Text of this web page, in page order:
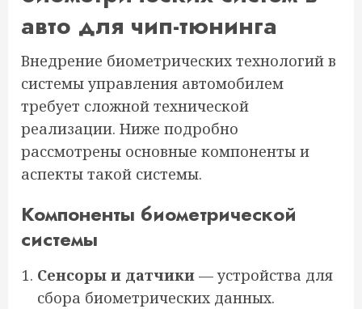
авто для чип-тюнинга
Внедрение биометрических технологий в
системы управления автомобилем
требует сложной технической
реализации. Ниже подробно
рассмотрены основные компоненты и
аспекты такой системы.
Компоненты биометрической
системы
Сенсоры и датчики — устройства для
сбора биометрических данных.